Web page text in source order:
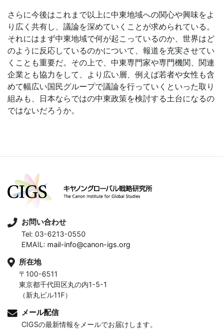
さらに今後はこれまで以上に中東地域への関心や興味をよ
り広く共有し、議論を深めていくことが求められている。
それにはまず中東地域で何が起こっているのか、世界はど
のように反応しているのかについて、報道を充実させてい
くことも重要だ。その上で、中東専門家や専門機関、関連
企業とも協力をして、より広い層、例えば若者や女性も含
めて幅広い国民グループで議論を行っていくといった取り
組みも、日本ならではの中東政策を検討する土台になるの
ではないだろうか。
お問い合わせ
Tel: 03-6213-0550
EMAIL: mail-info@canon-igs.org
所在地
〒100-6511
東京都千代田区丸の内1-5-1
（新丸ビル11F）
メール配信
CIGSの最新情報をメールでお届けします。